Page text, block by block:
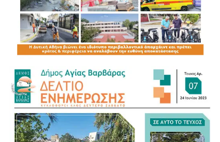
Η Περιφέρεια Αττικής υπό την καθοδήγηση του
Περιφερειάρχη μας κ.Νίκου Χαρδαλιάβρίσκεται διαρκώς
δίπλα στις τοπικές κοινωνίες υλοποιώντας προγράμματα
που ενισχύουν την
πρόληψη και τη φροντίδα της υγείας. Θα συνεχίσουμε να
εργαζόμαστε με συνέπια ώστε κανείς να μην νιώθει μόνος.
Γιατί η ποιότητα ζωής στην Τρίτη Ηλικία είναι δείκτης του
πολιτισμού μας. Όλοι μας γνωρίζουμε πως η ενημέρωση
σώζει ζωές και η πρόληψη είναι η καλύτερη θεραπεία».
Ο ΑΝΤΙΠΕΡΙΦΕΡΕΙΑΡΧΗΣ
Π.Ε. ΔΥΤΙΚΟΥ ΤΟΜΕΑ ΑΘΗΝΩΝ